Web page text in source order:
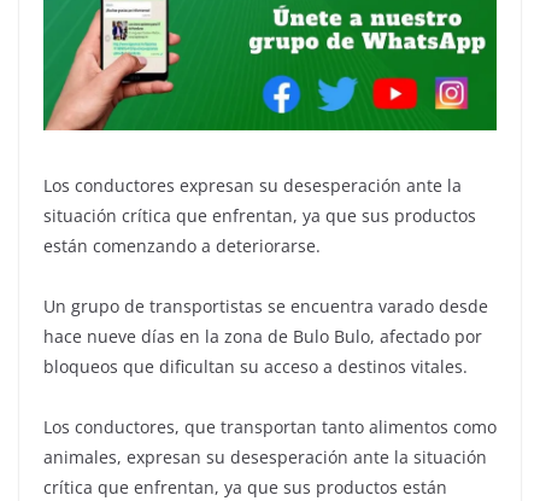
Los conductores expresan su desesperación ante la
situación crítica que enfrentan, ya que sus productos
están comenzando a deteriorarse.
Un grupo de transportistas se encuentra varado desde
hace nueve días en la zona de Bulo Bulo, afectado por
bloqueos que dificultan su acceso a destinos vitales.
Los conductores, que transportan tanto alimentos como
animales, expresan su desesperación ante la situación
crítica que enfrentan, ya que sus productos están